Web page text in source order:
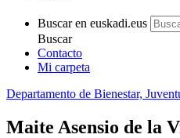
Buscar en euskadi.eus
Buscar
Contacto
Mi carpeta
Departamento de Bienestar,
Maite Asensio de la